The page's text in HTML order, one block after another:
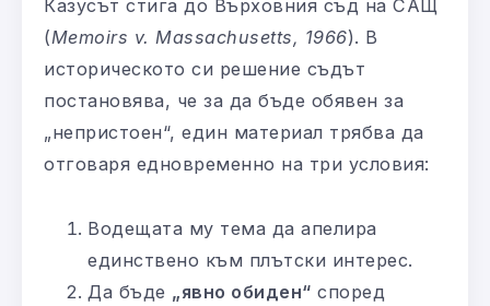
Казусът стига до Върховния съд на САЩ
(Memoirs v. Massachusetts, 1966). В
историческото си решение съдът
постановява, че за да бъде обявен за
„непристоен“, един материал трябва да
отговаря едновременно на три условия:
Водещата му тема да апелира
единствено към плътски интерес.
Да бъде „явно обиден“ според